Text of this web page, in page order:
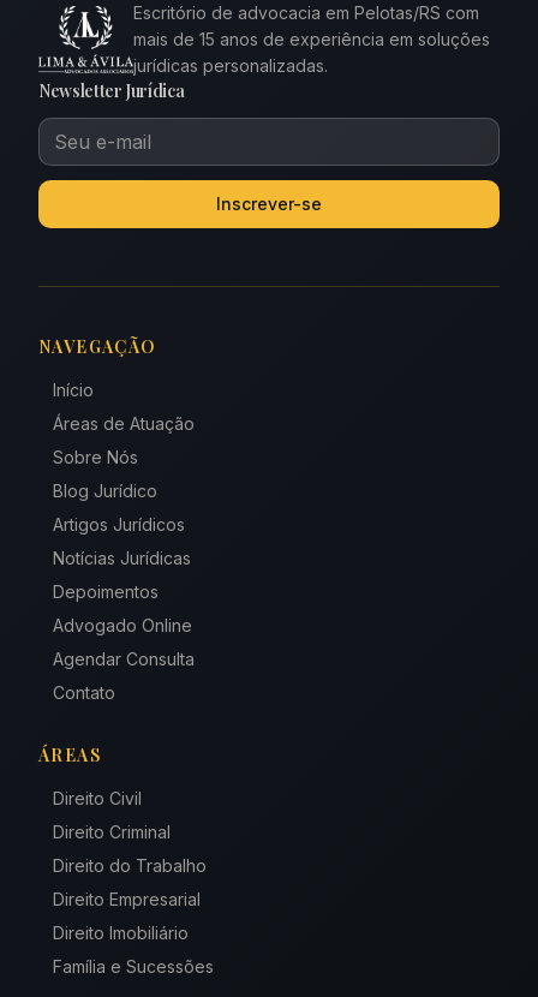
Escritório de advocacia em Pelotas/RS com
mais de 15 anos de experiência em soluções
jurídicas personalizadas.
Newsletter Jurídica
Inscrever-se
NAVEGAÇÃO
Início
Áreas de Atuação
Sobre Nós
Blog Jurídico
Artigos Jurídicos
Notícias Jurídicas
Depoimentos
Advogado Online
Agendar Consulta
Contato
ÁREAS
Direito Civil
Direito Criminal
Direito do Trabalho
Direito Empresarial
Direito Imobiliário
Família e Sucessões